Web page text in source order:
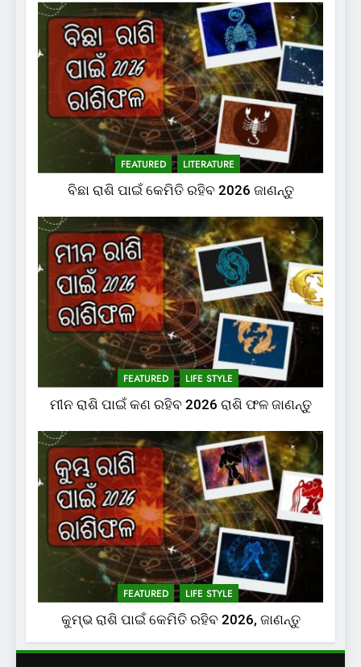
FEATURED LITERATURE
ବିଛା ରାଶି ପାଇଁ କେମିତି ରହିବ 2026 ଜାଣନ୍ତୁ
FEATURED LIFE STYLE
ମୀନ ରାଶି ପାଇଁ କଣ ରହିବ 2026 ରାଶି ଫଳ ଜାଣନ୍ତୁ
FEATURED LIFE STYLE
କୁମ୍ଭ ରାଶି ପାଇଁ କେମିତି ରହିବ 2026, ଜାଣନ୍ତୁ